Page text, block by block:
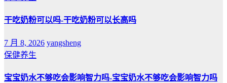
干吃奶粉可以吗-干吃奶粉可以长高吗
7 月 8, 2026 yangsheng
保健养生
宝宝奶水不够吃会影响智力吗-宝宝奶水不够吃会影响智力吗